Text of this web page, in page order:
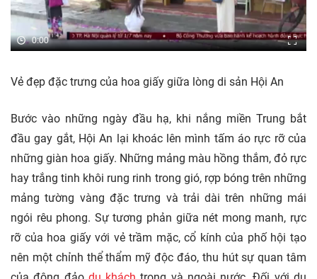
0:00
Vẻ đẹp đặc trưng của hoa giấy giữa lòng di sản Hội An
Bước vào những ngày đầu hạ, khi nắng miền Trung bắt
đầu gay gắt, Hội An lại khoác lên mình tấm áo rực rỡ của
những giàn hoa giấy. Những mảng màu hồng thắm, đỏ rực
hay trắng tinh khôi rung rinh trong gió, rợp bóng trên những
mảng tường vàng đặc trưng và trải dài trên những mái
ngói rêu phong. Sự tương phản giữa nét mong manh, rực
rỡ của hoa giấy với vẻ trầm mặc, cổ kính của phố hội tạo
nên một chỉnh thể thẩm mỹ độc đáo, thu hút sự quan tâm